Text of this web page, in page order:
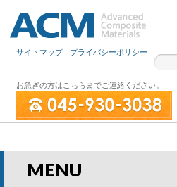
サイトマップ プライバシーポリシー
お急ぎの方はこちらまでご連絡ください。
MENU